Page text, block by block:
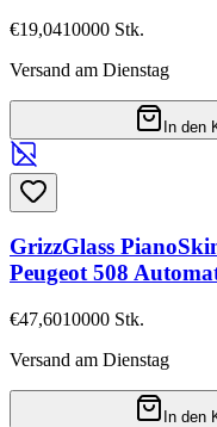
€19,0410000 Stk.
Versand am Dienstag
In den
GrizzGlass
Peugeot 508
€47,6010000 Stk.
Versand am Dienstag
In den